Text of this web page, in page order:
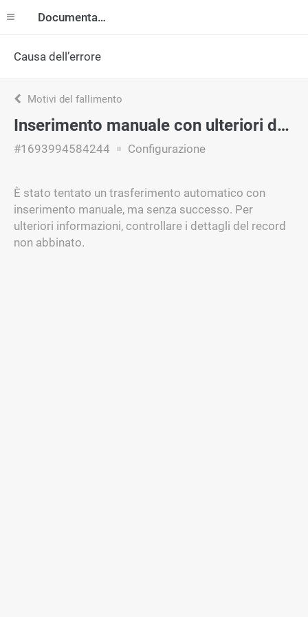
Documentazione
Causa dell’errore
Motivi del fallimento
Inserimento manuale con ulteriori dettagli
#1693994584244 Configurazione
È stato tentato un trasferimento automatico con
inserimento manuale, ma senza successo. Per
ulteriori informazioni, controllare i dettagli del record
non abbinato.